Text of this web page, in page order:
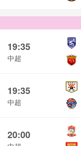
19:35
中超
19:35
中超
20:00